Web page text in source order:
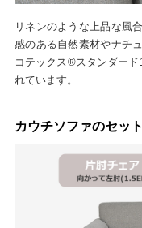
リネンのような上品な風
感のある自然素材やナチ
コテックス®スタンダー
れています。
カウチソファのセッ